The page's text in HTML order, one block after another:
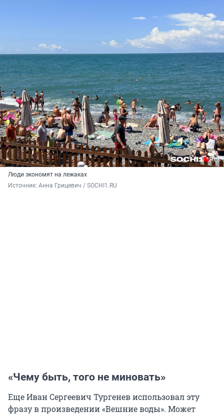
Люди экономят на лежаках
Источник: Анна Грицевич / SOCHI1.RU
«Чему быть, того не миновать»
Еще Иван Сергеевич Тургенев использовал эту
фразу в произведении «Вешние воды». Может